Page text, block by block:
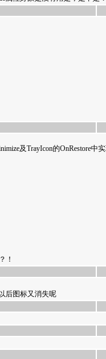
及TrayIcon的OnRestore中
！
后图标又消失呢